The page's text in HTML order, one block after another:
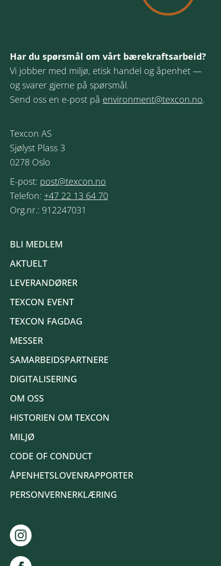
Har du spørsmål om vårt bærekraftsarbeid?
Vi jobber med miljø, etisk handel og åpenhet —
og svarer gjerne på spørsmål.
Send oss en e-post på environment@texcon.no.
Texcon AS
Sjølyst Plass 3
0278 Oslo
E-post: post@texcon.no
Telefon: +47 22 13 64 70
Org.nr.: 912247031
BLI MEDLEM
AKTUELT
LEVERANDØRER
TEXCON EVENT
TEXCON FAGDAG
MESSER
SAMARBEIDSPARTNERE
DIGITALISERING
OM OSS
HISTORIEN OM TEXCON
MILJØ
CODE OF CONDUCT
ÅPENHETSLOVENRAPPORTER
PERSONVERNERKLÆRING